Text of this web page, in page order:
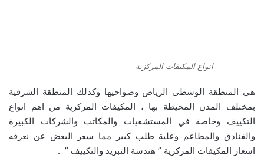
انواع المكيفات المركزية
هي المنطقة الوسطى الرياض وضواحيها وكذلك المنطقة الشرقية
بمختلف المدن المحيطة بها ، المكيفات المركزية من اهم انواع
التكييف وخاصة في المستشفيات والمكاتب والشركات الكبيرة
والفنادق والمطاعم وعلية طلب كبير مما سعر البعض عن نعرفه
اسعار المكيفات المركزية ” هندسة التبريد والتكييف ” .